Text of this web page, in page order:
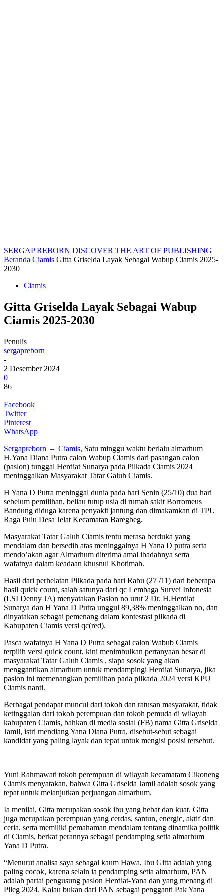
SERGAP REBORN DISCOVER THE ART OF PUBLISHING
Beranda Ciamis Gitta Griselda Layak Sebagai Wabup Ciamis 2025-
2030
Ciamis
Gitta Griselda Layak Sebagai Wabup
Ciamis 2025-2030
Penulis
sergapreborn
-
2 Desember 2024
0
86
Facebook
Twitter
Pinterest
WhatsApp
Sergapreborn – Ciamis, Satu minggu waktu berlalu almarhum
H.Yana Diana Putra calon Wabup Ciamis dari pasangan calon
(paslon) tunggal Herdiat Sunarya pada Pilkada Ciamis 2024
meninggalkan Masyarakat Tatar Galuh Ciamis.
H Yana D Putra meninggal dunia pada hari Senin (25/10) dua hari
sebelum pemilihan, beliau tutup usia di rumah sakit Borromeus
Bandung diduga karena penyakit jantung dan dimakamkan di TPU
Raga Pulu Desa Jelat Kecamatan Baregbeg.
Masyarakat Tatar Galuh Ciamis tentu merasa berduka yang
mendalam dan bersedih atas meninggalnya H Yana D putra serta
mendo’akan agar Almarhum diterima amal ibadahnya serta
wafatnya dalam keadaan khusnul Khotimah.
Hasil dari perhelatan Pilkada pada hari Rabu (27 /11) dari beberapa
hasil quick count, salah satunya dari qc Lembaga Survei Infonesia
(LSI Denny JA) menyatakan Paslon no urut 2 Dr. H.Herdiat
Sunarya dan H Yana D Putra unggul 89,38% meninggalkan no, dan
dinyatakan sebagai pemenang dalam kontestasi pilkada di
Kabupaten Ciamis versi qc(red).
Pasca wafatnya H Yana D Putra sebagai calon Wabub Ciamis
terpilih versi quick count, kini menimbulkan pertanyaan besar di
masyarakat Tatar Galuh Ciamis , siapa sosok yang akan
menggantikan almarhum untuk mendampingi Herdiat Sunarya, jika
paslon ini memenangkan pemilihan pada pilkada 2024 versi KPU
Ciamis nanti.
Berbagai pendapat muncul dari tokoh dan ratusan masyarakat, tidak
ketinggalan dari tokoh perempuan dan tokoh pemuda di wilayah
kabupaten Ciamis, bahkan di media sosial (FB) nama Gitta Griselda
Jamil, istri mendiang Yana Diana Putra, disebut-sebut sebagai
kandidat yang paling layak dan tepat untuk mengisi posisi tersebut.
Yuni Rahmawati tokoh perempuan di wilayah kecamatam Cikoneng
Ciamis menyatakan, bahwa Gitta Griselda Jamil adalah sosok yang
tepat untuk melanjutkan perjuangan almarhum.
Ia menilai, Gitta merupakan sosok ibu yang hebat dan kuat. Gitta
juga merupakan perempuan yang cerdas, santun, energic, aktif dan
ceria, serta memiliki pemahaman mendalam tentang dinamika politik
di Ciamis, berkat perannya sebagai pendamping setia almarhum
Yana D Putra.
“Menurut analisa saya sebagai kaum Hawa, Ibu Gitta adalah yang
paling cocok, karena selain ia pendamping setia almarhum, PAN
adalah partai pengusung paslon Herdiat-Yana dan yang menang di
Pileg 2024. Kalau bukan dari PAN sebagai pengganti Pak Yana